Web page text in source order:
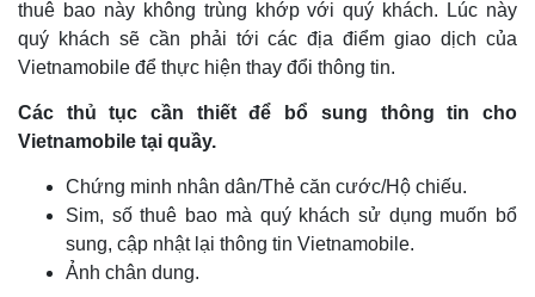
thuê bao này không trùng khớp với quý khách. Lúc này
quý khách sẽ cần phải tới các địa điểm giao dịch của
Vietnamobile để thực hiện thay đổi thông tin.
Các thủ tục cần thiết để bổ sung thông tin cho
Vietnamobile tại quầy.
Chứng minh nhân dân/Thẻ căn cước/Hộ chiếu.
Sim, số thuê bao mà quý khách sử dụng muốn bổ
sung, cập nhật lại thông tin Vietnamobile.
Ảnh chân dung.